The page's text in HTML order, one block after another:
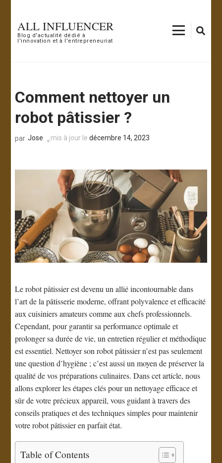
contenu
(Pressez
ALL INFLUENCER
Blog d'actualité dédié à
l'innovation et à l'entrepreneuriat
Comment nettoyer un
robot pâtissier ?
par Jose mis à jour ledécembre 14, 2023
Le robot pâtissier est devenu un allié incontournable dans
l’art de la pâtisserie moderne, offrant polyvalence et efficacité
aux cuisiniers amateurs comme aux chefs professionnels.
Cependant, pour garantir sa performance optimale et
prolonger sa durée de vie, un entretien régulier et méthodique
est essentiel. Nettoyer son robot pâtissier n’est pas seulement
une question d’hygiène ; c’est aussi un moyen de préserver la
qualité de vos préparations culinaires. Dans cet article, nous
allons explorer les étapes clés pour un nettoyage efficace et
sûr de votre précieux appareil, vous guidant à travers des
conseils pratiques et des techniques simples pour maintenir
votre robot pâtissier en parfait état.
Table of Contents